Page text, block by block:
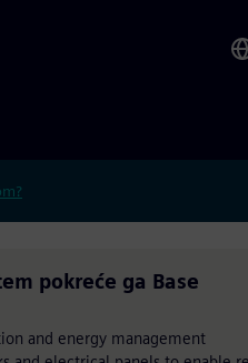
pokreće ga Base
and energy management